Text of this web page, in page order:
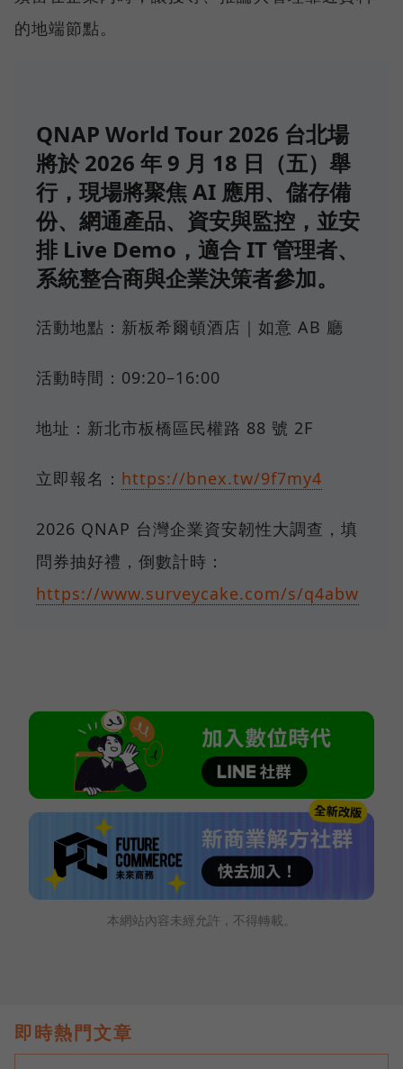
的地端節點。
QNAP World Tour 2026 台北場
將於 2026 年 9 月 18 日（五）舉
行，現場將聚焦 AI 應用、儲存備
份、網通產品、資安與監控，並安
排 Live Demo，適合 IT 管理者、
系統整合商與企業決策者參加。
活動地點：新板希爾頓酒店｜如意 AB 廳
活動時間：09:20–16:00
地址：新北市板橋區民權路 88 號 2F
立即報名： https://bnex.tw/9f7my4
2026 QNAP 台灣企業資安韌性大調查，填
問券抽好禮，倒數計時：
https://www.surveycake.com/s/q4abw
本網站內容未經允許，不得轉載。
即時熱門文章